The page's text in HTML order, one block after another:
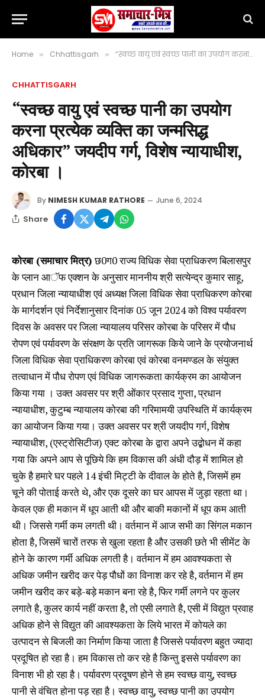
Home » Chhattisgarh » “स्वच्छ वायु एवं स्वच्छ पानी का उपयोग करना प्रत्येक व्यक्ति का जन्मसिद्ध अधिकार” जयदीप गर्ग, विशेष न्यायाधीश, कोरबा ।
CHHATTISGARH
“स्वच्छ वायु एवं स्वच्छ पानी का उपयोग
करना प्रत्येक व्यक्ति का जन्मसिद्ध
अधिकार” जयदीप गर्ग, विशेष न्यायाधीश,
कोरबा ।
By NIMESH KUMAR RATHORE June 6, 2024
Share
कोरबा (समाचार मित्र)छ0ग0 राज्य विधिक सेवा प्राधिकरण बिलासपुर
के प्लान आॅफ एक्शन के अनुसार माननीय श्री सत्येन्द्र कुमार साहू,
प्रधान जिला न्यायाधीश एवं अध्यक्ष जिला विधिक सेवा प्राधिकरण कोरबा
के मार्गदर्शन एवं निर्देशानुसार दिनांक 05 जून 2024 को विश्व पर्यावरण
दिवस के अवसर पर जिला न्यायालय परिसर कोरबा के परिसर में पौध
रोपण एवं पर्यावरण के संरक्षण के प्रति जागरूक किये जाने के प्रयोजनार्थ
जिला विधिक सेवा प्राधिकरण कोरबा एवं कोरबा वनमण्डल के संयुक्त
तत्वाधान में पौध रोपण एवं विधिक जागरूकता कार्यक्रम का आयोजन
किया गया । उक्त अवसर पर श्री ओंकार प्रसाद गुप्ता, प्रधान
न्यायाधीश, कुटुम्ब न्यायालय कोरबा की गरिमामयी उपस्थिति में कार्यक्रम
का आयोजन किया गया। उक्त अवसर पर श्री जयदीप गर्ग, विशेष
न्यायाधीश, (एस्ट्रोसिटीज) एक्ट कोरबा के द्वारा अपने उद्बोधन में कहा
गया कि अपने आप से पूछिये कि हम विकास की अंधी दौड़ में शामिल हो
चुके है हमारे घर पहले 14 इंची मिट्टी के दीवाल के होते है, जिसमें हम
चूने की पोताई करते थे, और एक दूसरे का घर आपस में जुड़ा रहता था।
केवल एक ही मकान में धूप आती थी और बाकी मकानों में धूप कम आती
थी। जिससे गर्मी कम लगती थी। वर्तमान में आज सभी का सिंगल मकान
होता है, जिसमें चारों तरफ से खुला रहता है और उसकी छते भी सीमेंट के
होने के कारण गर्मी अधिक लगती है। वर्तमान में हम आवश्यकता से
अधिक जमीन खरीद कर पेड़ पौधों का विनाश कर रहे है, वर्तमान में हम
जमीन खरीद कर बड़े-बड़े मकान बना रहे है, फिर गर्मी लगने पर कुलर
लगाते है, कुलर कार्य नहीं करता है, तो एसी लगाते है, एसी में विद्युत प्रवाह
अधिक होने से विद्युत की आवश्यकता के लिये भारत में कोयले का
उत्पादन से बिजली का निर्माण किया जाता है जिससे पर्यावरण बहुत ज्यादा
प्रदूषित हो रहा है। हम विकास तो कर रहे है किन्तु इससे पर्यावरण का
विनाश भी हो रहा है। पर्यावरण प्रदूषण होने से हम स्वच्छ वायु, स्वच्छ
पानी से वंचित होना पड़ रहा है। स्वच्छ वायु, स्वच्छ पानी का उपयोग